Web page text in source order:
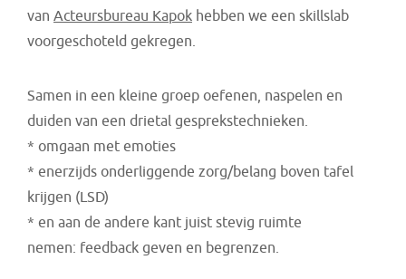
van Acteursbureau Kapok hebben we een skillslab
voorgeschoteld gekregen.
Samen in een kleine groep oefenen, naspelen en
duiden van een drietal gesprekstechnieken.
* omgaan met emoties
* enerzijds onderliggende zorg/belang boven tafel
krijgen (LSD)
* en aan de andere kant juist stevig ruimte
nemen: feedback geven en begrenzen.